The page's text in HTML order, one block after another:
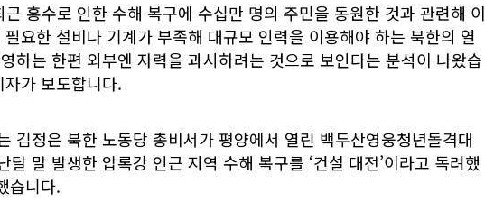
근 홍수로 인한 수해 복구에 수십만 명의 주민을 동원한 것과 관련해 이
요한 설비나 기계가 부족해 대규모 인력을 이용해야 하는 북한의 열
하는 한편 외부엔 자력을 과시하려는 것으로 보인다는 분석이 나왔습
가 보도합니다.
김정은 북한 노동당 총비서가 평양에서 열린 백두산영웅청년돌격대
달 말 발생한 압록강 인근 지역 수해 복구를 ‘건설 대전’이라고 독려했
습니다.